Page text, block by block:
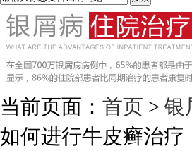
当前页面： 首页 > 银
如何进行牛皮癣治疗